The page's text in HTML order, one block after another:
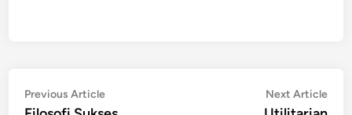
Navigasi
Previous ArticlePrevious
article:
Next Article